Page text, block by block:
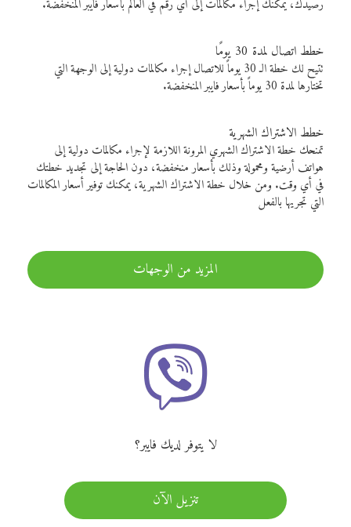
رصيدك، يمكنك إجراء مكالمات إلى أي رقم في العالم بأسعار فايبر المنخفضة.
خطط اتصال لمدة 30 يومًا
تتيح لك خطة الـ 30 يوماً للاتصال إجراء مكالمات دولية إلى الوجهة التي
تختارها لمدة 30 يوماً بأسعار فايبر المنخفضة.
خطط الاشتراك الشهرية
تمنحك خطة الاشتراك الشهري المرونة اللازمة لإجراء مكالمات دولية إلى
هواتف أرضية ومحمولة وذلك بأسعار منخفضة، دون الحاجة إلى تجديد خطتك
في أي وقت. ومن خلال خطة الاشتراك الشهرية، يمكنك توفير أسعار المكالمات
التي تجريها بالفعل
المزيد من الوجهات
لا يتوفر لديك فايبر؟
تنزيل الآن